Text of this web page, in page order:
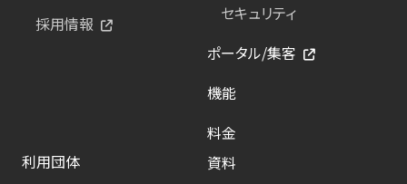
採用情報
セキュリティ
ポータル/集客
機能
料金
利用団体
資料